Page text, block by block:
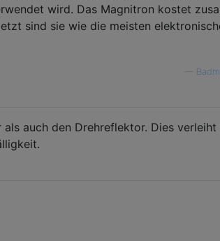
wird. Das Magnitron kostet
sind sie wie die meisten
auch den Drehreflektor. Dies verleiht